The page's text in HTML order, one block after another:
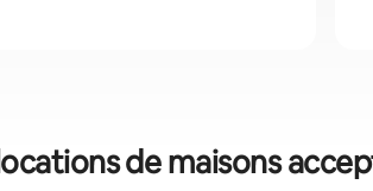
de maisons